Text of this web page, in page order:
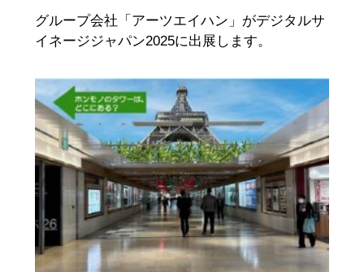
グループ会社「アーツエイハン」がデジタルサ
イネージジャパン2025に出展します。